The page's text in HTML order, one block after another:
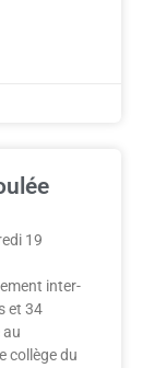
19
inter-
et 34
au
collège du